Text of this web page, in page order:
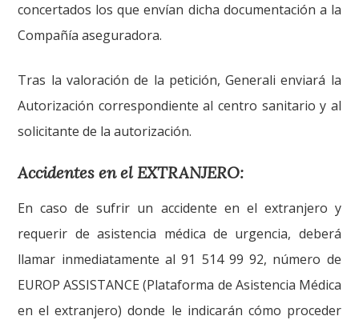
concertados los que envían dicha documentación a la
Compañía aseguradora.
Tras la valoración de la petición, Generali enviará la
Autorización correspondiente al centro sanitario y al
solicitante de la autorización.
Accidentes en el EXTRANJERO:
En caso de sufrir un accidente en el extranjero y
requerir de asistencia médica de urgencia, deberá
llamar inmediatamente al 91 514 99 92, número de
EUROP ASSISTANCE (Plataforma de Asistencia Médica
en el extranjero) donde le indicarán cómo proceder